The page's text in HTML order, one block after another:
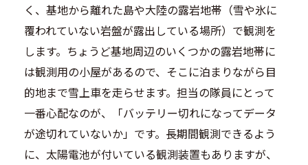
く、基地から離れた島や大陸の露岩地帯（雪や氷に
覆われていない岩盤が露出している場所）で観測を
します。ちょうど基地周辺のいくつかの露岩地帯に
は観測用の小屋があるので、そこに泊まりながら目
的地まで雪上車を走らせます。担当の隊員にとって
一番心配なのが、「バッテリー切れになってデータ
が途切れていないか」です。長期間観測できるよう
に、太陽電池が付いている観測装置もありますが、